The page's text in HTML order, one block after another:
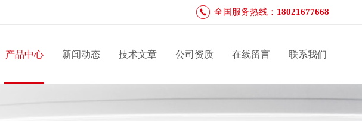
全国服务热线： 18021677668
产品中心 新闻动态 技术文章 公司资质 在线留言 联系我们